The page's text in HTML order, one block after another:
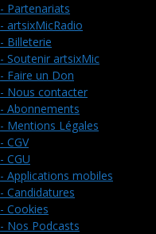
- Partenariats
- artsixMicRadio
- Billeterie
- Soutenir artsixMic
- Faire un Don
- Nous contacter
- Abonnements
- Mentions Légales
- CGV
- CGU
- Applications mobiles
- Candidatures
- Cookies
- Nos Podcasts